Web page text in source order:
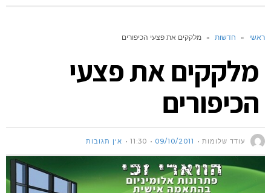
ראשי » חדשות » מלקקים את פצעי הכיפורים
מלקקים את פצעי
הכיפורים
עודד שלומות 09/10/2011
11:30 אין תגובות